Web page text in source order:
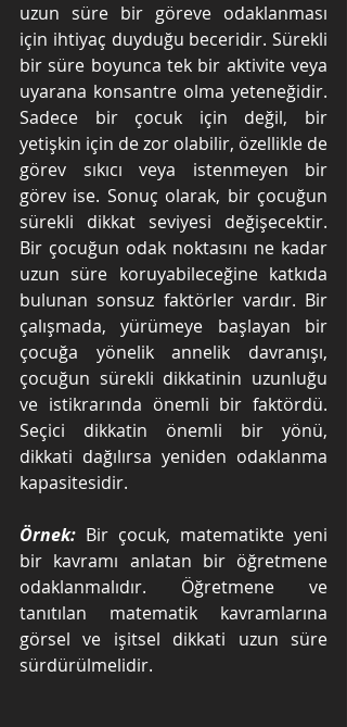
uzun süre bir göreve odaklanması
için ihtiyaç duyduğu beceridir. Sürekli
bir süre boyunca tek bir aktivite veya
uyarana konsantre olma yeteneğidir.
Sadece bir çocuk için değil, bir
yetişkin için de zor olabilir, özellikle de
görev sıkıcı veya istenmeyen bir
görev ise. Sonuç olarak, bir çocuğun
sürekli dikkat seviyesi değişecektir.
Bir çocuğun odak noktasını ne kadar
uzun süre koruyabileceğine katkıda
bulunan sonsuz faktörler vardır. Bir
çalışmada, yürümeye başlayan bir
çocuğa yönelik annelik davranışı,
çocuğun sürekli dikkatinin uzunluğu
ve istikrarında önemli bir faktördü.
Seçici dikkatin önemli bir yönü,
dikkati dağılırsa yeniden odaklanma
kapasitesidir.
Örnek: Bir çocuk, matematikte yeni
bir kavramı anlatan bir öğretmene
odaklanmalıdır. Öğretmene ve
tanıtılan matematik kavramlarına
görsel ve işitsel dikkati uzun süre
sürdürülmelidir.